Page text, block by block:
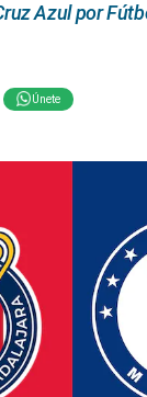
Azul por
Únete